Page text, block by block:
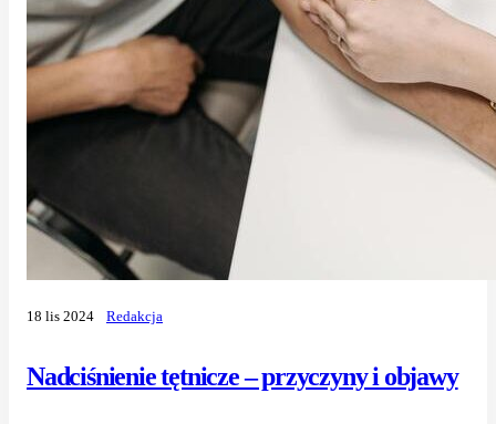
Nadciśnienie tętnicze – przyczyny i objawy
18 lis 2024 Redakcja